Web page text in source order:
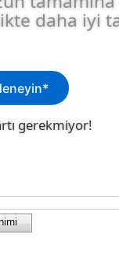
daha iyi
gerekmiyor!